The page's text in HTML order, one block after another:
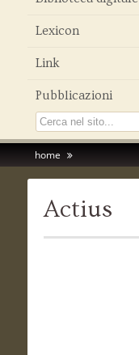
Lexicon
Link
Pubblicazioni
home
Actius